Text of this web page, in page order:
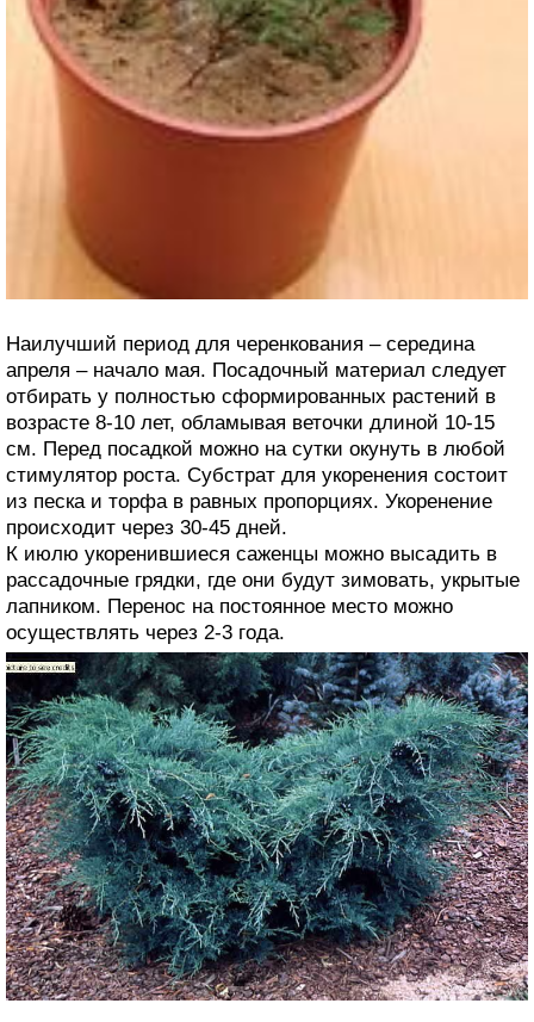
Наилучший период для черенкования – середина
апреля – начало мая. Посадочный материал следует
отбирать у полностью сформированных растений в
возрасте 8-10 лет, обламывая веточки длиной 10-15
см. Перед посадкой можно на сутки окунуть в любой
стимулятор роста. Субстрат для укоренения состоит
из песка и торфа в равных пропорциях. Укоренение
происходит через 30-45 дней.
К июлю укоренившиеся саженцы можно высадить в
рассадочные грядки, где они будут зимовать, укрытые
лапником. Перенос на постоянное место можно
осуществлять через 2-3 года.